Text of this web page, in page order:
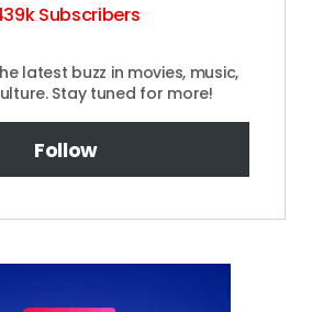
Subscribers
latest buzz in movies, music,
Stay tuned for more!
Follow